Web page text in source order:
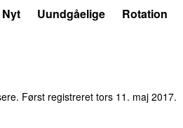
Nyt Uundgåelige Rotation
Først registreret tors 11. maj 2017.